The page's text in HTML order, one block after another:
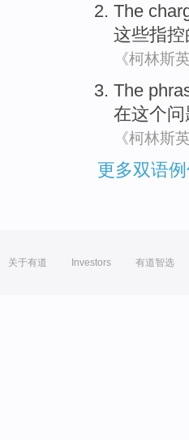
The
这些指控
《柯林斯
The
在这个问
《柯林斯
更多双语
关于有道 Investors 有道智选